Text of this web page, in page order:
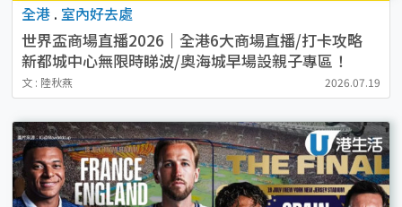
全港 . 室內好去處
世界盃商場直播2026｜全港6大商場直播/打卡攻略
新都城中心無限時睇波/奧海城早場設親子專區！
文 : 陸秋燕 2026.07.19